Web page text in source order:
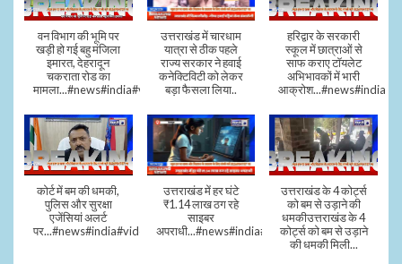
वन विभाग की भूमि पर
खड़ी हो गई बहु मंजिला
इमारत, देहरादून
चकराता रोड का
मामला...#news#india#video
उत्तराखंड में चारधाम
यात्रा से ठीक पहले
राज्य सरकार ने हवाई
कनेक्टिविटी को लेकर
बड़ा फैसला लिया..
हरिद्वार के सरकारी
स्कूल में छात्राओं से
साफ कराए टॉयलेट
अभिभावकों में भारी
आक्रोश...#news#india
कोर्ट में बम की धमकी,
पुलिस और सुरक्षा
एजेंसियां अलर्ट
पर...#news#india#video#viral
उत्तराखंड में हर घंटे
₹1.14 लाख ठग रहे
साइबर
अपराधी...#news#india#video#viral
उत्तराखंड के 4 कोर्ट्स
को बम से उड़ाने की
धमकीउत्तराखंड के 4
कोर्ट्स को बम से उड़ाने
की धमकी मिली...